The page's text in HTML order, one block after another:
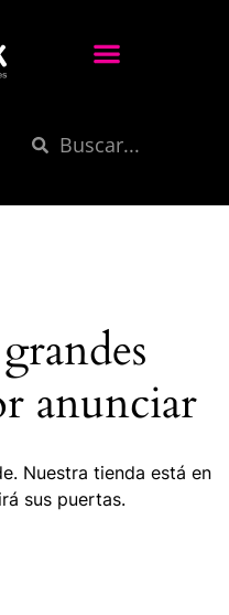
anunciar
Nuestra tienda está en
sus puertas.